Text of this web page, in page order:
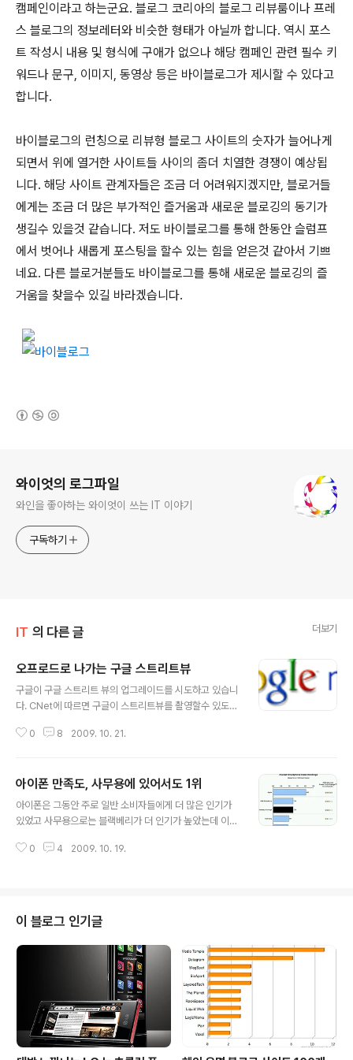
캠페인이라고 하는군요. 블로그 코리아의 블로그 리뷰룸이나 프레
스 블로그의 정보레터와 비슷한 형태가 아닐까 합니다. 역시 포스
트 작성시 내용 및 형식에 구애가 없으나 해당 캠페인 관련 필수 키
워드나 문구, 이미지, 동영상 등은 바이블로그가 제시할 수 있다고
합니다.
바이블로그의 런칭으로 리뷰형 블로그 사이트의 숫자가 늘어나게
되면서 위에 열거한 사이트들 사이의 좀더 치열한 경쟁이 예상됩
니다. 해당 사이트 관계자들은 조금 더 어려워지겠지만, 블로거들
에게는 조금 더 많은 부가적인 즐거움과 새로운 블로깅의 동기가
생길수 있을것 같습니다. 저도 바이블로그를 통해 한동안 슬럼프
에서 벗어나 새롭게 포스팅을 할수 있는 힘을 얻은것 같아서 기쁘
네요. 다른 블로거분들도 바이블로그를 통해 새로운 블로깅의 즐
거움을 찾을수 있길 바라겠습니다.
와이엇의 로그파일
와인을 좋아하는 와이엇이 쓰는 IT 이야기
구독하기
IT 의 다른 글 더보기
오프로드로 나가는 구글 스트리트뷰
구글이 구글 스트리트 뷰의 업그레이드를 시도하고 있습니
다. CNet에 따르면 구글이 스트리트뷰를 촬영할수 있도록
Street View trike를 미국 전역으로 출발시켰다고 하네
스나 공원, 동물원, 시장, 랜드마크, 골프코스, 운동장등 자
동차로 진입할수 없는 곳이며 이외에도 촬영을 원하는 곳
을 신청할수 있는 웹사이트도 만들어 사용자가 원하는 곳
구글 스트리트 뷰에 원하는 지역을 신청기간은 10월 28일
0 8 2009. 10. 21.
아이폰 만족도, 사무용에 있어서도 1위
아이폰은 그동안 주로 일반 소비자들에게 더 많은 인기가
있었고 사무용으로는 블랙베리가 더 인기가 높았는데 이제
같습니다. 미국의 소비자 만족도 조사를 하고 있는 JD Po
M의 블랙베리보다도 더 높은 소비자 만족도를 보이고 있
다는 점이 주목할 만한 점입니다. 기본적으로 전통적인 무
선 전화기의 만족도 평가기준은 조작성, 디자인, 기능, 배터
리 성능등이라고 합니다. JD Power는 소비자용 스마트
폰에 대해서는 1. 조작성 2. OS 성능 3. 기능 4. 디자인 5.
0 4 2009. 10. 19.
이 블로그 인기글